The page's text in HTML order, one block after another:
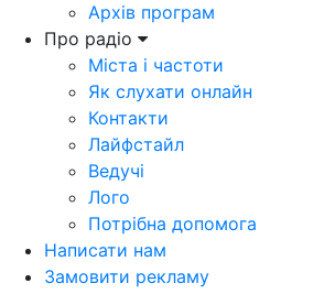
Архів програм
Про радіо
Міста і частоти
Як слухати онлайн
Контакти
Лайфстайл
Ведучі
Лого
Потрібна допомога
Написати нам
Замовити рекламу